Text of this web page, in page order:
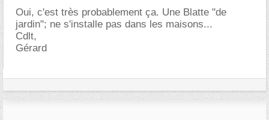
Oui, c'est très probablement ça. Une Blatte "de
jardin"; ne s'installe pas dans les maisons...
Cdlt,
Gérard